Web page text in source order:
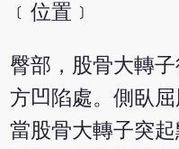
﹝位置﹞
臀部，股骨大轉
方凹陷處。側臥屈
當股骨大轉子突